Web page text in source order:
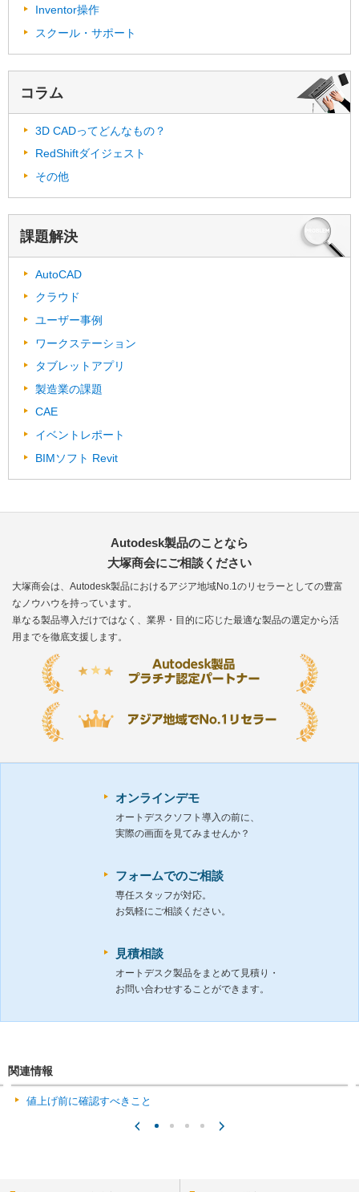
Inventor操作
スクール・サポート
コラム
3D CADってどんなもの？
RedShiftダイジェスト
その他
課題解決
AutoCAD
クラウド
ユーザー事例
ワークステーション
タブレットアプリ
製造業の課題
CAE
イベントレポート
BIMソフト Revit
Autodesk製品のことなら
大塚商会にご相談ください
大塚商会は、Autodesk製品におけるアジア地域No.1のリセラーとしての豊富
なノウハウを持っています。
単なる製品導入だけではなく、業界・目的に応じた最適な製品の選定から活
用までを徹底支援します。
オンラインデモ
オートデスクソフト導入の前に、
実際の画面を見てみませんか？
フォームでのご相談
専任スタッフが対応。
お気軽にご相談ください。
見積相談
オートデスク製品をまとめて見積り・
お問い合わせすることができます。
関連情報
値上げ前に確認すべきこと